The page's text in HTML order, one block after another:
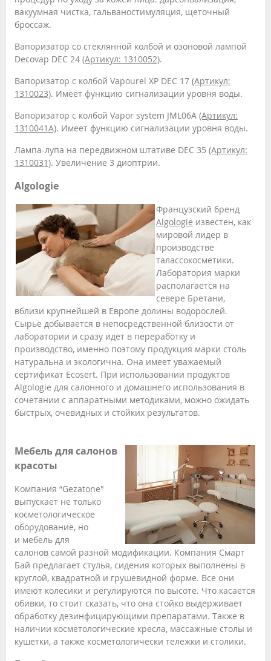
вакуумная чистка, гальваностимуляция, щеточный
броссаж.
Вапоризатор со стеклянной колбой и озоновой лампой
Decovap DEC 24 (Артикул: 1310052).
Вапоризатор с колбой Vapourel XP DEC 17 (Артикул:
1310023). Имеет функцию сигнализации уровня воды.
Вапоризатор с колбой Vapor system JML06A (Артикул:
1310041A). Имеет функцию сигнализации уровня воды.
Лампа-лупа на передвижном штативе DEC 35 (Артикул:
1310031). Увеличение 3 диоптрии.
Algologie
Французский бренд
Algologie известен, как
мировой лидер в
производстве
талассокосметики.
Лаборатория марки
располагается на
севере Бретани,
вблизи крупнейшей в Европе долины водорослей.
Сырье добывается в непосредственной близости от
лаборатории и сразу идет в переработку и
производство, именно поэтому продукция марки столь
натуральна и экологична. Она имеет уважаемый
сертификат Ecosert. При использовании продуктов
Algologie для салонного и домашнего использования в
сочетании с аппаратными методиками, можно ожидать
быстрых, очевидных и стойких результатов.
Мебель для салонов
красоты
Компания “Gezatone"
выпускает не только
косметологическое
оборудование, но
и мебель для
салонов самой разной модификации. Компания Смарт
Бай предлагает стулья, сидения которых выполнены в
круглой, квадратной и грушевидной форме. Все они
имеют колесики и регулируются по высоте. Что касается
обивки, то стоит сказать, что она стойко выдерживает
обработку дезинфицирующими препаратами. Также в
наличии косметологические кресла, массажные столы и
кушетки, а также косметологически тележки и столики.